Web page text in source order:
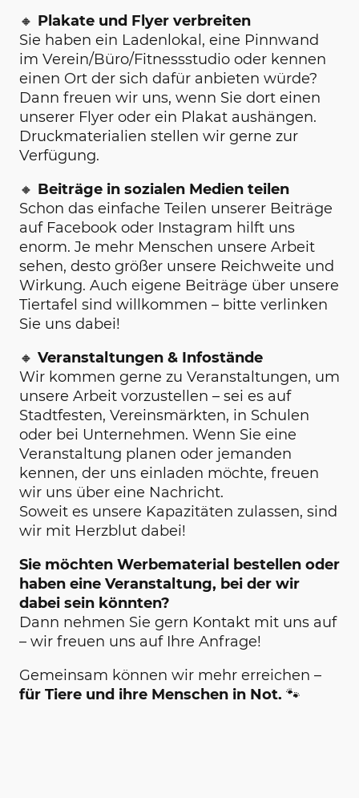
🔸 Plakate und Flyer verbreiten
Sie haben ein Ladenlokal, eine Pinnwand
im Verein/Büro/Fitnessstudio oder kennen
einen Ort der sich dafür anbieten würde?
Dann freuen wir uns, wenn Sie dort einen
unserer Flyer oder ein Plakat aushängen.
Druckmaterialien stellen wir gerne zur
Verfügung.
🔸 Beiträge in sozialen Medien teilen
Schon das einfache Teilen unserer Beiträge
auf Facebook oder Instagram hilft uns
enorm. Je mehr Menschen unsere Arbeit
sehen, desto größer unsere Reichweite und
Wirkung. Auch eigene Beiträge über unsere
Tiertafel sind willkommen – bitte verlinken
Sie uns dabei!
🔸 Veranstaltungen & Infostände
Wir kommen gerne zu Veranstaltungen, um
unsere Arbeit vorzustellen – sei es auf
Stadtfesten, Vereinsmärkten, in Schulen
oder bei Unternehmen. Wenn Sie eine
Veranstaltung planen oder jemanden
kennen, der uns einladen möchte, freuen
wir uns über eine Nachricht.
Soweit es unsere Kapazitäten zulassen, sind
wir mit Herzblut dabei!
Sie möchten Werbematerial bestellen oder
haben eine Veranstaltung, bei der wir
dabei sein könnten?
Dann nehmen Sie gern Kontakt mit uns auf
– wir freuen uns auf Ihre Anfrage!
Gemeinsam können wir mehr erreichen –
für Tiere und ihre Menschen in Not. 🐾